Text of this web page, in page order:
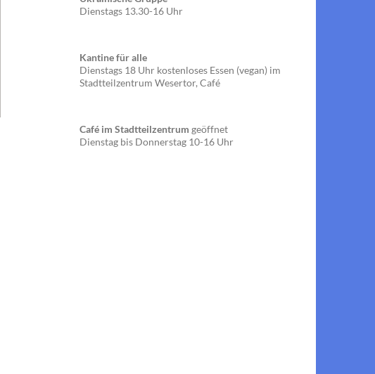
Dienstags 13.30-16 Uhr
Kantine für alle
Dienstags 18 Uhr kostenloses Essen (vegan) im
Stadtteilzentrum Wesertor, Café
Café im Stadtteilzentrum geöffnet
Dienstag bis Donnerstag 10-16 Uhr